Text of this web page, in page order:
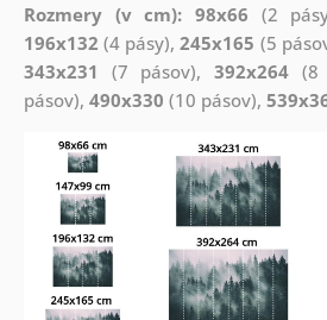
Rozmery (v cm): 98x66 (2
196x132 (4 pásy),245x165 (5
343x231
(7 pásov),392x264 (8
pásov), 490x330 (10 pásov),